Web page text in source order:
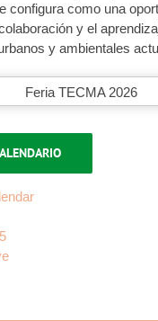
configura como una
y el
y ambientales